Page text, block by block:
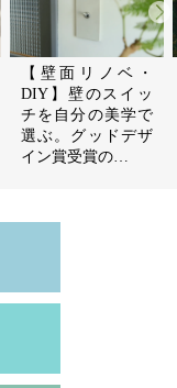
【壁面リノベ・
DIY】壁のスイッ
チを自分の美学で
選ぶ。グッドデザ
イン賞受賞の…